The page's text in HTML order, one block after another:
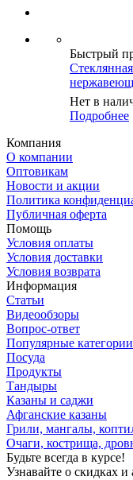
Быстрый
Нет в
Подробнее
Компания
О компании
Оптовикам
Новости и акции
Политика
Публичная оферта
Помощь
Условия оплаты
Условия доставки
Условия возврата
Информация
Статьи
Видеообзоры
Вопрос-ответ
Популярные категории
Посуда
Продукты
Тандыры
Казаны и саджи
Афганские казаны
Грили, мангалы,
Очаги, кострища,
Будьте всегда в курсе!
Узнавайте о скидках